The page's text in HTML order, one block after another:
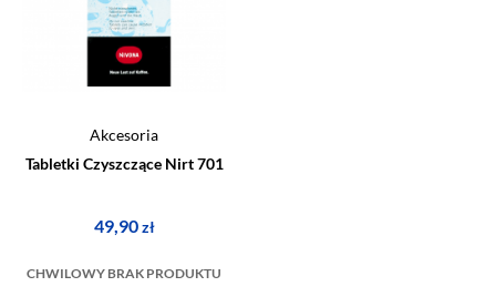
Akcesoria
Tabletki Czyszczące Nirt 701
49,90zł
CHWILOWY BRAK PRODUKTU